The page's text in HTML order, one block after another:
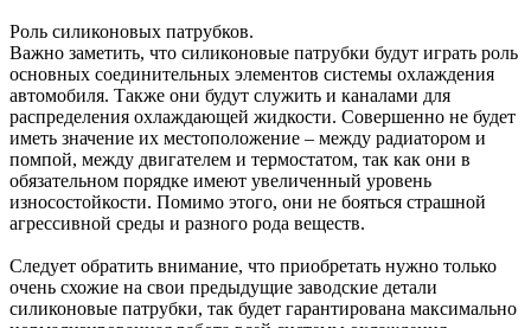
Роль силиконовых патрубков.
Важно заметить, что силиконовые патрубки будут играть роль
основных соединительных элементов системы охлаждения
автомобиля. Также они будут служить и каналами для
распределения охлаждающей жидкости. Совершенно не будет
иметь значение их местоположение – между радиатором и
помпой, между двигателем и термостатом, так как они в
обязательном порядке имеют увеличенный уровень
износостойкости. Помимо этого, они не бояться страшной
агрессивной среды и разного рода веществ.
Следует обратить внимание, что приобретать нужно только
очень схожие на свои предыдущие заводские детали
силиконовые патрубки, так будет гарантирована максимально